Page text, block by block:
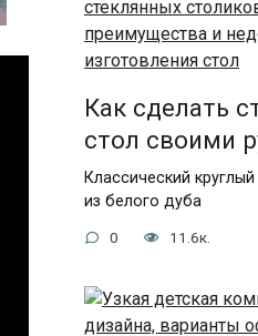
Как сделать
стол своими
Классический
из белого дуба
0 11.6к.